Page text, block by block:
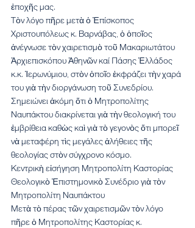
ἐποχῆς μας.
Τὸν λόγο πῆρε μετὰ ὁ Ἐπίσκοπος
Χριστουπόλεως κ. Βαρνάβας, ὁ ὁποῖος
ἀνέγνωσε τὸν χαιρετισμὸ τοῦ Μακαριωτάτου
Ἀρχιεπισκόπου Ἀθηνῶν καί Πάσης Ἑλλάδος
κ.κ. Ἱερωνύμιου, στὸν ὁποῖο ἐκφράζει τὴν χαρά
του γιὰ τὴν διοργάνωση τοῦ Συνεδρίου.
Σημειώνει ἀκόμη ὅτι ὁ Μητροπολίτης
Ναυπάκτου διακρίνεται γιὰ τὴν θεολογική του
ἐμβρίθεια καθὼς καὶ γιὰ τὸ γεγονὸς ὅτι μπορεῖ
νὰ μεταφέρη τὶς μεγάλες ἀλήθειες τῆς
θεολογίας στὸν σύγχρονο κόσμο.
Κεντρικὴ εἰσήγηση Μητροπολίτη Καστορίας
Θεολογικὸ Ἐπιστημονικὸ Συνέδριο γιὰ τὸν
Μητροπολίτη Ναυπάκτου
Μετὰ τὸ πέρας τῶν χαιρετισμῶν τὸν λόγο
πῆρε ὁ Μητροπολίτης Καστορίας κ.